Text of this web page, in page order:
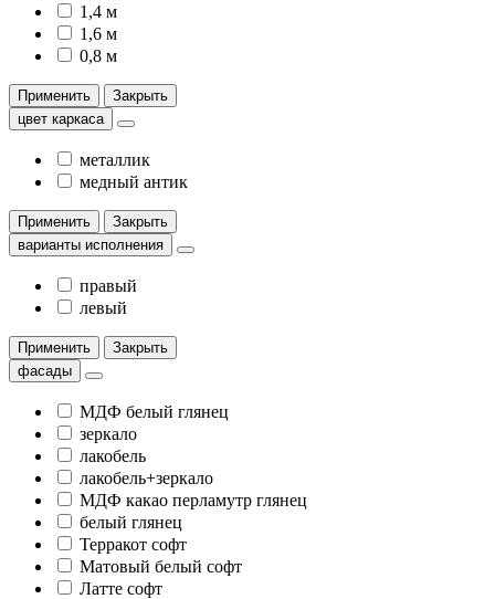
1,4 м
1,6 м
0,8 м
Применить
Закрыть
цвет каркаса
металлик
медный антик
Применить
Закрыть
варианты исполнения
правый
левый
Применить
Закрыть
фасады
МДФ белый глянец
зеркало
лакобель
лакобель+зеркало
МДФ какао перламутр глянец
белый глянец
Терракот софт
Матовый белый софт
Латте софт